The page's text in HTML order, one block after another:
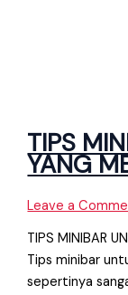
TIPS
YANG
Leave a
TIPS MINIBAR
Tips minibar
sepertinya